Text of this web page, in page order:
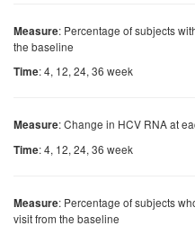
Measure: Percentage of subjects
the baseline
Time: 4, 12, 24, 36 week
Measure: Change in HCV RNA at
Time: 4, 12, 24, 36 week
Measure: Percentage of subjects
visit from the baseline